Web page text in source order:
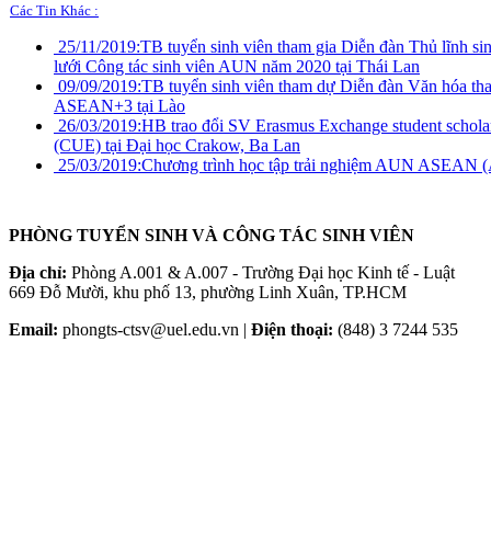
Các Tin Khác :
25/11/2019:TB tuyển sinh viên tham gia Diễn đàn Thủ lĩnh
lưới Công tác sinh viên AUN năm 2020 tại Thái Lan
09/09/2019:TB tuyển sinh viên tham dự Diễn đàn Văn hóa
ASEAN+3 tại Lào
26/03/2019:HB trao đổi SV Erasmus Exchange student
(CUE) tại Đại học Crakow, Ba Lan
25/03/2019:Chương trình học tập trải nghiệm AUN ASEAN
PHÒNG TUYỂN SINH VÀ CÔNG TÁC SINH VIÊN
Địa chỉ: Phòng A.001 & A.007 - Trường Đại học Kinh tế - Luật
669 Đỗ Mười, khu phố 13, phường Linh Xuân, TP.HCM
Email: phongts-ctsv@uel.edu.vn | Điện thoại: (848) 3 7244 535